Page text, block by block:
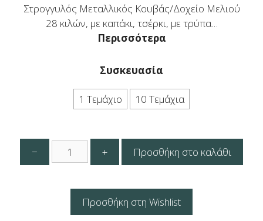
through
180,00€
Στρογγυλός Μεταλλικός Κουβάς/Δοχείο Μελιού
28 κιλών, με καπάκι, τσέρκι, με τρύπα…
Περισσότερα
Συσκευασία
1 Τεμάχιο 10 Τεμάχια
−
Δοχείο
Μελιού
+ Προσθήκη στο καλάθι
Προσθήκη στη Wishlist